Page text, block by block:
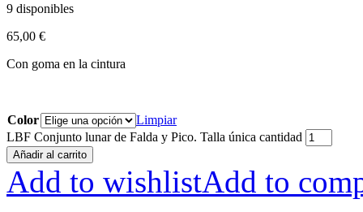
9 disponibles
65,00 €
Con goma en la cintura
Color
Limpiar
LBF Conjunto lunar de Falda y Pico. Talla única cantidad
Añadir al carrito
Add to wishlistAdd to